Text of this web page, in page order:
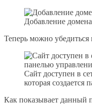
Добавление
Теперь можно убедиться
Сайт доступен в
которая создается
Как показывает данный